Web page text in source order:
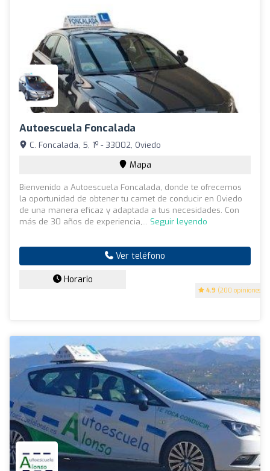
Autoescuela Foncalada
4.9 (200 opiniones)
C. Foncalada, 5, 1º - 33002, Oviedo
Mapa
Bienvenido a Autoescuela Foncalada, donde te ofrecemos
la oportunidad de obtener tu carnet de conducir en Oviedo
de una manera eficaz y adaptada a tus necesidades. Con
más de 30 años de experiencia,... Seguir leyendo
Ver teléfono
Horario